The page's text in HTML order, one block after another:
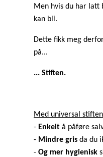
Men hvis du har latt
kan bli.
Dette fikk meg
på...
... Stiften.
Med universal
- Enkelt å påføre
- Mindre gris da du
- Og mer hygienisk